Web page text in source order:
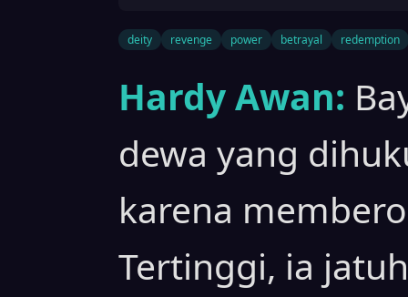
deity revenge power betrayal redemption
Hardy Awan:
dewa yang
karena
Tertinggi, ia